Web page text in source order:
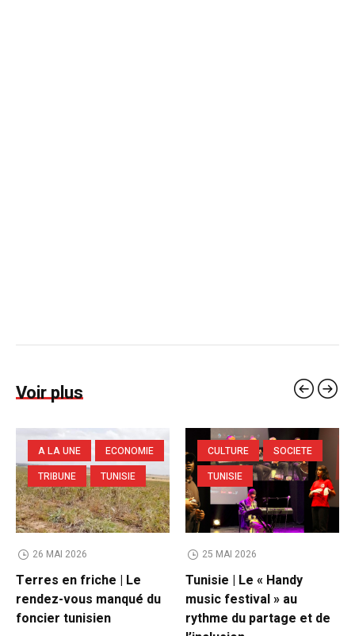
Voir plus
A LA UNE
ECONOMIE
TRIBUNE
TUNISIE
26 MAI 2026
Terres en friche | Le
rendez-vous manqué du
foncier tunisien
CULTURE
SOCIETE
TUNISIE
25 MAI 2026
Tunisie | Le « Handy
music festival » au
rythme du partage et de